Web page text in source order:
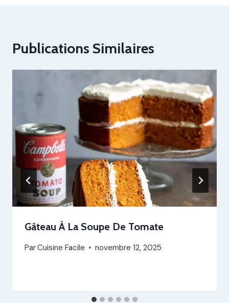
Publications Similaires
Gâteau À La Soupe De Tomate
ParCuisine Facile novembre 12, 2025